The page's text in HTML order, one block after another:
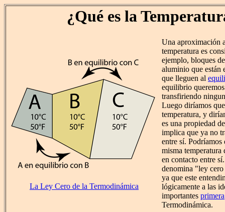
¿Qué es la
La Ley Cero de la Termodinámica
Una aproximación
temperatura es
ejemplo, bloques
aluminio que están
que lleguen al
equilibrio
transfiriendo
Luego diríamos
temperatura, y
es una propiedad
implica que ya no
entre sí. Podríamos
misma temperatura
en contacto entre
denomina "ley
ya que este
lógicamente a las
importantes primera
Termodinámica.